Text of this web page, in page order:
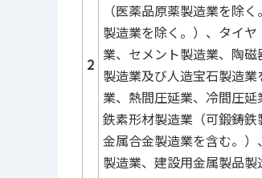
2
（医薬品原薬製造業を除
製造業を除く。）、タイ
業、セメント製造業、陶
製造業及び人造宝石製造
業、熱間圧延業、冷間圧延
鉄素形材製造業（可鍛鋳
金属合金製造業を含む。
製造業、建設用金属製品